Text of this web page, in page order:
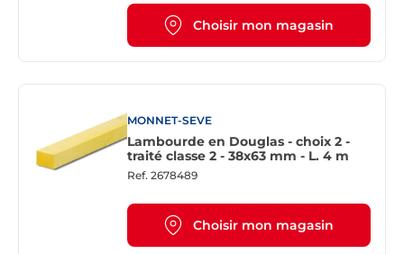
Choisir mon magasin
MONNET-SEVE
Lambourde en Douglas - choix 2 -
traité classe 2 - 38x63 mm - L. 4 m
Ref. 2678489
Choisir mon magasin